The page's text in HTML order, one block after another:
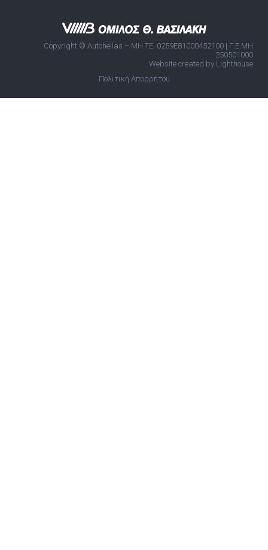
Copyright © Autohellas – ΜΗ.ΤΕ. 0259E81000452100 | Γ.Ε.ΜΗ
250501000
Website created by Lighthouse
Πολιτική Απορρήτου